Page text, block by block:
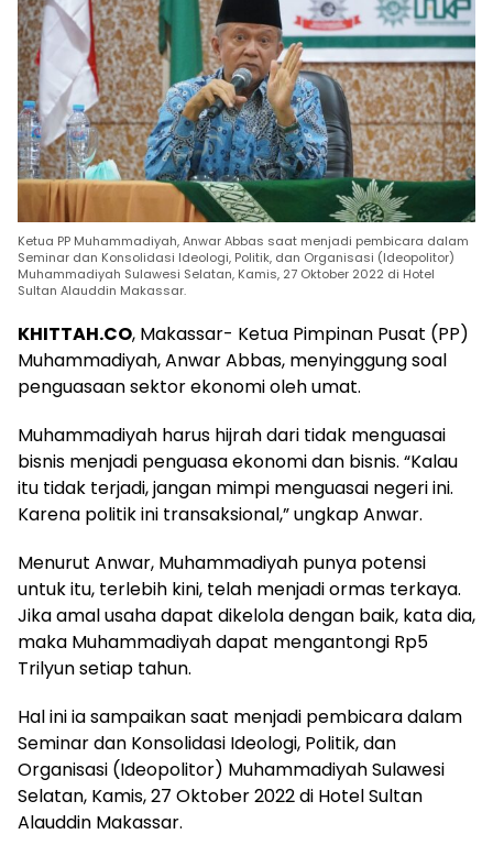
Ketua PP Muhammadiyah, Anwar Abbas saat menjadi pembicara dalam
Seminar dan Konsolidasi Ideologi, Politik, dan Organisasi (Ideopolitor)
Muhammadiyah Sulawesi Selatan, Kamis, 27 Oktober 2022 di Hotel
Sultan Alauddin Makassar.
KHITTAH.CO, Makassar- Ketua Pimpinan Pusat (PP)
Muhammadiyah, Anwar Abbas, menyinggung soal
penguasaan sektor ekonomi oleh umat.
Muhammadiyah harus hijrah dari tidak menguasai
bisnis menjadi penguasa ekonomi dan bisnis. “Kalau
itu tidak terjadi, jangan mimpi menguasai negeri ini.
Karena politik ini transaksional,” ungkap Anwar.
Menurut Anwar, Muhammadiyah punya potensi
untuk itu, terlebih kini, telah menjadi ormas terkaya.
Jika amal usaha dapat dikelola dengan baik, kata dia,
maka Muhammadiyah dapat mengantongi Rp5
Trilyun setiap tahun.
Hal ini ia sampaikan saat menjadi pembicara dalam
Seminar dan Konsolidasi Ideologi, Politik, dan
Organisasi (Ideopolitor) Muhammadiyah Sulawesi
Selatan, Kamis, 27 Oktober 2022 di Hotel Sultan
Alauddin Makassar.